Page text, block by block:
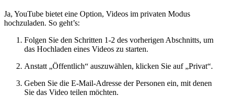
Ja, YouTube bietet eine Option, Videos im privaten Modus
hochzuladen. So geht’s:
Folgen Sie den Schritten 1-2 des vorherigen Abschnitts, um
das Hochladen eines Videos zu starten.
Anstatt „Öffentlich“ auszuwählen, klicken Sie auf „Privat“.
Geben Sie die E-Mail-Adresse der Personen ein, mit denen
Sie das Video teilen möchten.